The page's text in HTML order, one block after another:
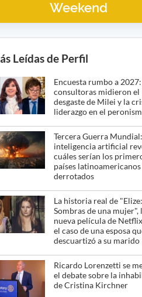
Weekend
Leídas de Perfil
Encuesta rumbo a
consultoras midieron el
desgaste de Milei y la
liderazgo en el
Tercera Guerra
inteligencia artificial
cuáles serían los
países latinoamericanos
derrotados
La historia real de "Elize:
Sombras de una mujer",
nueva película de
el caso de una esposa
descuartizó a su marido
Ricardo Lorenzetti se
el debate sobre la
de Cristina Kirchner